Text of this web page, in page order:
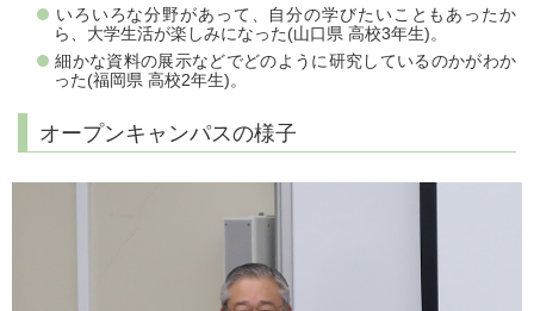
いろいろな分野があって、自分の学びたいこともあったか
ら、大学生活が楽しみになった(山口県 高校3年生)。
細かな資料の展示などでどのように研究しているのかがわか
った(福岡県 高校2年生)。
オープンキャンパスの様子